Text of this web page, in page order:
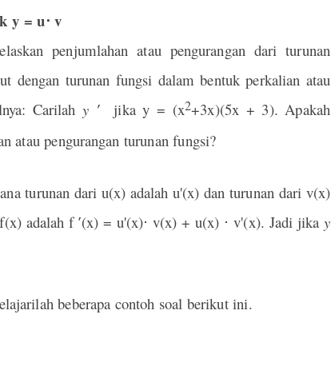
y = u⋅ v
penjumlahan atau pengurangan dari turunan
dengan turunan fungsi dalam bentuk perkalian atau
Carilahy ′jika y = (x2+3x)(5x + 3). Apakah
atau pengurangan turunan fungsi?
turunan dari u(x) adalah u'(x) dan turunan dari v(x)
adalah f ′(x) = u'(x)⋅ v(x) + u(x) ⋅ v'(x). Jadi jika y
beberapa contoh soal berikut ini.